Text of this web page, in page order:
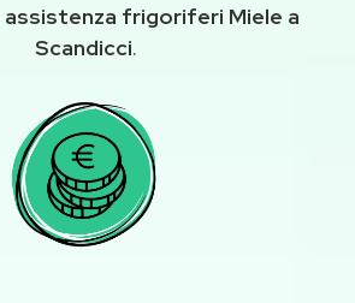
assistenza frigoriferi Miele a
Scandicci.